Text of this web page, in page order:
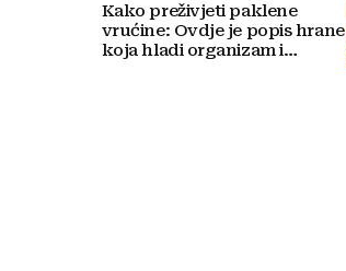
Kako preživjeti paklene
vrućine: Ovdje je popis hrane
koja hladi organizam i